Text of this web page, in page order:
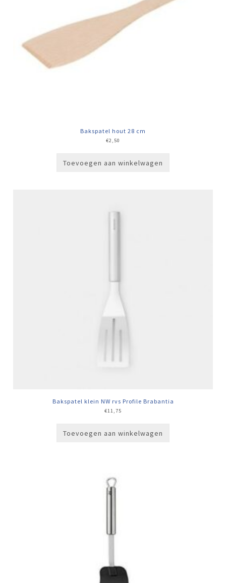
Bakspatel hout 28 cm
€2,50
Toevoegen aan winkelwagen
Bakspatel klein NW rvs Profile Brabantia
€11,75
Toevoegen aan winkelwagen